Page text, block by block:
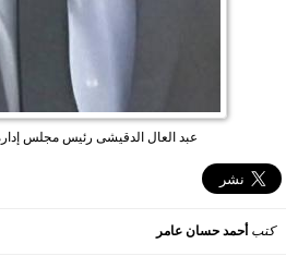
عبد العال الدقيشى رئيس مجلس
كتب أحمد حسان عامر